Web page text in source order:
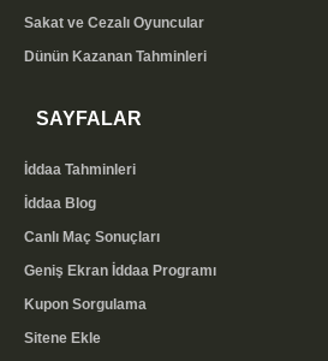
Sakat ve Cezalı Oyuncular
Dünün Kazanan Tahminleri
SAYFALAR
İddaa Tahminleri
İddaa Blog
Canlı Maç Sonuçları
Geniş Ekran İddaa Programı
Kupon Sorgulama
Sitene Ekle